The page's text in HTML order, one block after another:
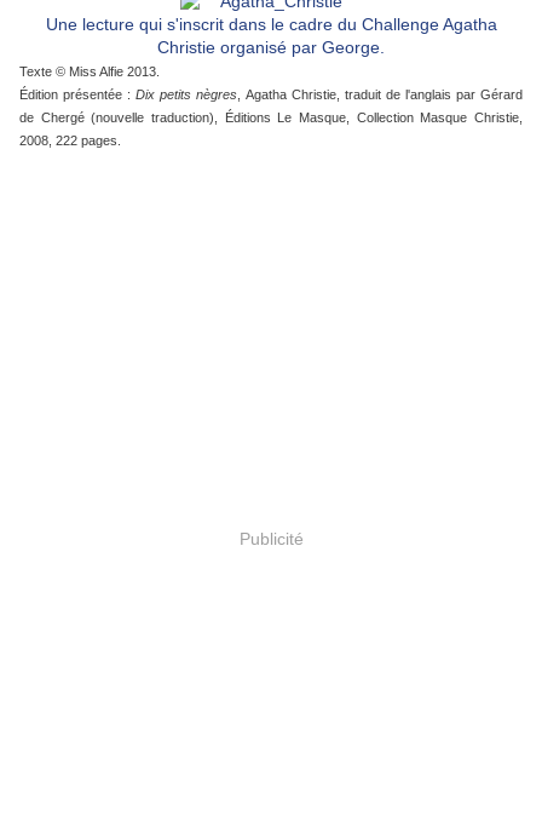
Une lecture qui s'inscrit dans le cadre du Challenge Agatha
Christie organisé par George.
Texte © Miss Alfie 2013.
Édition présentée :Dix petits nègres , Agatha Christie, traduit de l'anglais par Gérard
de Chergé (nouvelle traduction),
Éditions Le Masque, Collection Masque Christie,
2008, 222 pages.
Publicité